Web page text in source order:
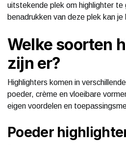
uitstekende plek om highlighter te
benadrukken van deze plek kan
Welke soorten
zijn er?
Highlighters komen in
poeder, crème en vloeibare
eigen voordelen en
Poeder